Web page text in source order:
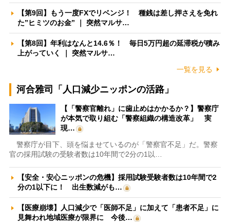
【第9回】もう一度FXでリベンジ！ 種銭は差し押さえを免れ
た”ヒミツのお金” ｜ 突然マルサ…
【第8回】年利はなんと14.6％！ 毎日5万円超の延滞税が積み
上がっていく ｜ 突然マルサ…
一覧を見る
河合雅司「人口減少ニッポンの活路」
【「警察官離れ」に歯止めはかかるか？】警察庁
が本気で取り組む「警察組織の構造改革」 実
現…
警察庁が目下、頭を悩ませているのが「警察官不足」だ。警察
官の採用試験の受験者数は10年間で2分の1以…
【安全・安心ニッポンの危機】採用試験受験者数は10年間で2
分の1以下に！ 出生数減がも…
【医療崩壊】人口減少で「医師不足」に加えて「患者不足」に
見舞われ地域医療が限界に 今後…